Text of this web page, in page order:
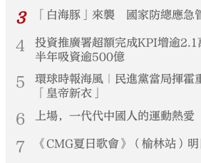
3 「白海豚」來襲 國家防總應急
4
投資推廣署超額完成KPI增逾
半年吸資逾500億
5
環球時報海風｜民進黨當局揮霍
「皇帝新衣」
6 上場，一代代中國人的運動熱愛
7 《CMG夏日歌會》（榆林站）